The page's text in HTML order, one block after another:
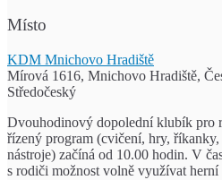
Místo
KDM Mnichovo Hradiště
Mírová 1616, Mnichovo Hradiště,
Středočeský
Dvouhodinový dopolední klubík pro
řízený program (cvičení, hry,
nástroje) začíná od 10.00 hodin. V
s rodiči možnost volně využívat